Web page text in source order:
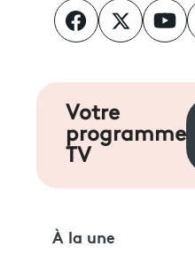
Votre
programme
TV
À la une